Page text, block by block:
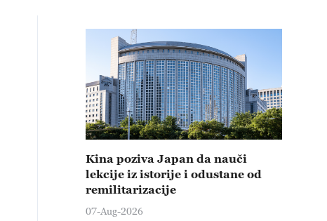
Kina poziva Japan da nauči
lekcije iz istorije i odustane od
remilitarizacije
07-Aug-2026